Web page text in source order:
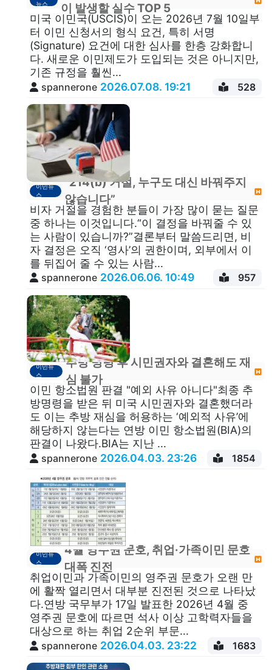
뉴스
이 발생할 실수 TOP 5
미국 이민국(USCIS)이 오는 2026년 7월 10일부
터 이민 신청서의 형식 요건, 특히 서명
(Signature) 요건​에 대한 심사를 한층 강화합니
다. 새로운 이민제도가 도입되는 것은 아니지만,
기존 규정을 훨씬...
spannerone 2026.07.08. 19:21 528
이민뉴
스
“214(b) 거절, 누구도 대신 바꿔주지
않습니다”
비자 거절을 경험한 분들이 가장 많이 묻는 질문
중 하나는 이것입니다.“이 결정을 바꿔줄 수 있
는 사람이 있습니까?”결론부터 말씀드리면, 비
자 결정은 오직 ‘영사’의 권한이며, 외부에서 이
를 뒤집어 줄 수 있는 사람...
spannerone 2026.06.06. 10:49 957
이민뉴
스
추방 명령 후 시민권자와 결혼해도 재
심 불가
이민 항소법원 판결 "예외 사유 아니다"최종 추
방명령을 받은 뒤 미국 시민권자와 결혼했더라
도 이는 추방 재심을 허용하는 ‘예외적 사유’에
해당하지 않는다는 연방 이민 항소법원(BIA)의
판결이 나왔다.BIA는 지난 ...
spannerone 2026.04.03. 23:26 1854
이민뉴
스
4월 영주권 문호, 취업·가족이민 문호
대폭 진전
취업이민과 가족이민의 영주권 문호가 오랜 만
에 활짝 열리면서 대부분 진전된 것으로 나타났
다.연방 국무부가 17일 발표한 2026년 4월 중
영주권 문호에 따르면 석사 이상 고학력자들을
대상으로 하는 취업 2순위 부문...
spannerone 2026.04.03. 23:22 1683